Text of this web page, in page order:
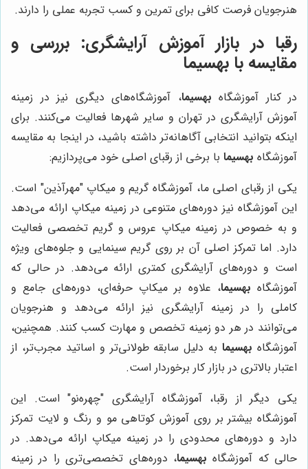
هنرجویان فرصت کافی برای تمرین و کسب تجربه عملی را دارند.
رقبا در بازار آموزش آرایشگری: بررسی و
مقایسه با بهسیما
در کنار آموزشگاه بهسیما، آموزشگاه‌های دیگری نیز در زمینه
آموزش آرایشگری در تهران و سایر شهرها فعالیت می‌کنند. برای
اینکه بتوانید انتخابی آگاهانه‌تر داشته باشید، در اینجا به مقایسه
آموزشگاه بهسیما با برخی از رقبای اصلی خود می‌پردازیم:
یکی از رقبای اصلی ما، آموزشگاه گریم و میکاپ "مهرآذین" است.
این آموزشگاه نیز دوره‌های متنوعی در زمینه میکاپ ارائه می‌دهد
و به خصوص در زمینه میکاپ عروس و گریم تخصصی فعالیت
دارد. اما تمرکز اصلی آن بر روی گریم سینمایی و جلوه‌های ویژه
است و دوره‌های آرایشگری کمتری ارائه می‌دهد. در حالی که
آموزشگاه بهسیما، علاوه بر میکاپ حرفه‌ای، دوره‌های جامع و
کاملی را در زمینه آرایشگری نیز ارائه می‌دهد و هنرجویان
می‌توانند در هر دو زمینه تخصص و مهارت کسب کنند. همچنین،
آموزشگاه بهسیمابه دلیل سابقه طولانی‌تر و اساتید مجرب‌تر، از
اعتبار بالاتری در بازار کار برخوردار است.
یکی دیگر از رقبا، آموزشگاه آرایشگری "چهره‌نو" است. این
آموزشگاه بیشتر بر روی آموزش کوتاهی مو و رنگ و لایت تمرکز
دارد و دوره‌های محدودی را در زمینه میکاپ ارائه می‌دهد. در
حالی که آموزشگاه بهسیما، دوره‌های تخصصی‌تری را در زمینه